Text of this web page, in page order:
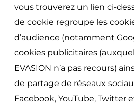
vous trouverez un lien ci-
de cookie regroupe les
d’audience (notamment
cookies publicitaires
EVASION n’a pas recours)
de partage de réseaux
Facebook, YouTube, Twitter